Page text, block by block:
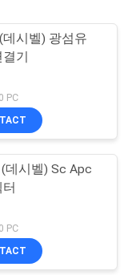
데시벨) 광섬유
기
PC
데시벨) Sc Apc
PC